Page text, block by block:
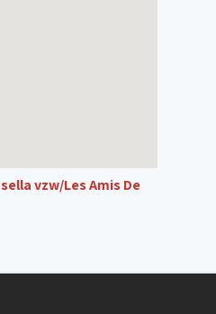
vzw/Les Amis De